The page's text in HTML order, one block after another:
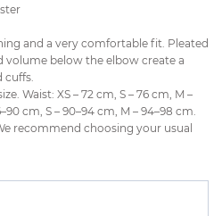
and a very comfortable fit. Pleated
volume below the elbow create a
cuffs.
Waist: XS – 72 cm, S – 76 cm, M –
cm, S – 90–94 cm, M – 94–98 cm.
recommend choosing your usual